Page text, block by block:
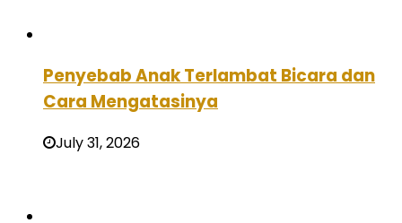
Penyebab Anak Terlambat Bicara dan
Cara Mengatasinya
July 31, 2026